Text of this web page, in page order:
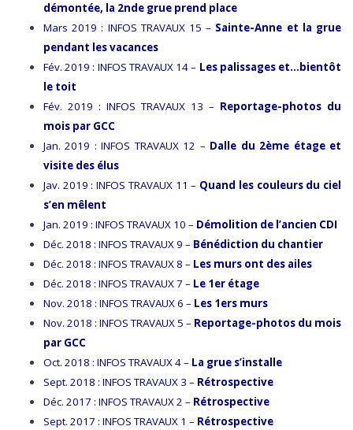
démontée, la 2nde grue prend place
Mars 2019 : INFOS TRAVAUX 15 – Sainte-Anne et la grue
pendant les vacances
Fév. 2019 : INFOS TRAVAUX 14 – Les palissages et…bientôt
le toit
Fév. 2019 : INFOS TRAVAUX 13 – Reportage-photos du
mois par GCC
Jan. 2019 : INFOS TRAVAUX 12 – Dalle du 2ème étage et
visite des élus
Jav. 2019 : INFOS TRAVAUX 11 – Quand les couleurs du ciel
s’en mêlent
Jan. 2019 : INFOS TRAVAUX 10 – Démolition de l’ancien CDI
Déc. 2018 : INFOS TRAVAUX 9 – Bénédiction du chantier
Déc. 2018 : INFOS TRAVAUX 8 – Les murs ont des ailes
Déc. 2018 : INFOS TRAVAUX 7 – Le 1er étage
Nov. 2018 : INFOS TRAVAUX 6 – Les 1ers murs
Nov. 2018 : INFOS TRAVAUX 5 – Reportage-photos du mois
par GCC
Oct. 2018 : INFOS TRAVAUX 4 – La grue s’installe
Sept. 2018 : INFOS TRAVAUX 3 – Rétrospective
Déc. 2017 : INFOS TRAVAUX 2 – Rétrospective
Sept. 2017 : INFOS TRAVAUX 1 – Rétrospective